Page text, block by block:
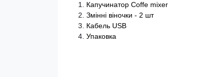
Капучинатор Coffe mixer
Змінні віночки - 2 шт
Кабель USB
Упаковка